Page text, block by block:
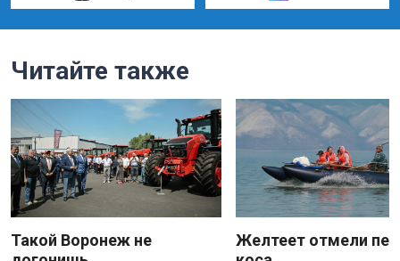
Читайте также
Такой Воронеж не
Желтеет отмели